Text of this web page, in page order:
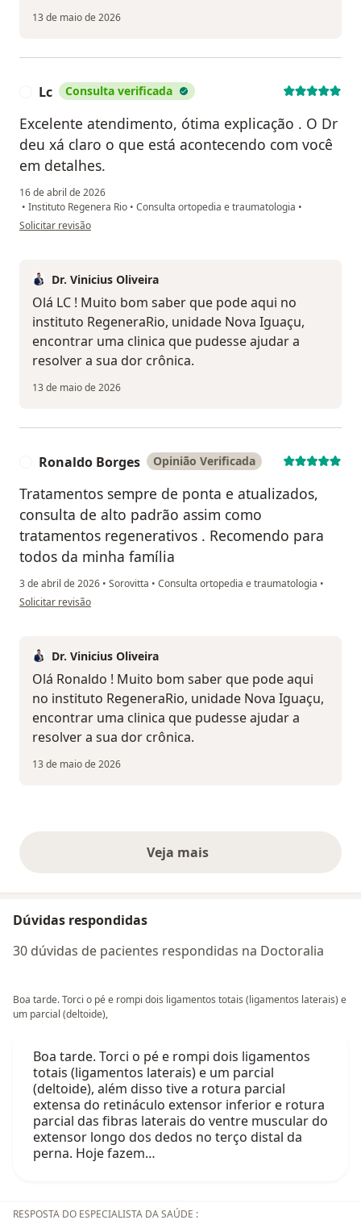
13 de maio de 2026
Lc Consulta verificada
Excelente atendimento, ótima explicação . O Dr
deu xá claro o que está acontecendo com você
em detalhes.
16 de abril de 2026
• Instituto Regenera Rio • Consulta ortopedia e traumatologia •
na opinião do utilizador Lc
Solicitar revisão
Dr. Vinicius Oliveira
Olá LC ! Muito bom saber que pode aqui no
instituto RegeneraRio, unidade Nova Iguaçu,
encontrar uma clinica que pudesse ajudar a
resolver a sua dor crônica.
13 de maio de 2026
Ronaldo Borges Opinião Verificada
Tratamentos sempre de ponta e atualizados,
consulta de alto padrão assim como
tratamentos regenerativos . Recomendo para
todos da minha família
3 de abril de 2026 • Sorovitta • Consulta ortopedia e traumatologia •
na opinião do utilizador Ronaldo Borges
Solicitar revisão
Dr. Vinicius Oliveira
Olá Ronaldo ! Muito bom saber que pode aqui
no instituto RegeneraRio, unidade Nova Iguaçu,
encontrar uma clinica que pudesse ajudar a
resolver a sua dor crônica.
13 de maio de 2026
Veja maisopiniões acima
Dúvidas respondidas
30 dúvidas de pacientes respondidas na Doctoralia
Boa tarde. Torci o pé e rompi dois ligamentos totais (ligamentos laterais) e
um parcial (deltoide),
Boa tarde. Torci o pé e rompi dois ligamentos
totais (ligamentos laterais) e um parcial
(deltoide), além disso tive a rotura parcial
extensa do retináculo extensor inferior e rotura
parcial das fibras laterais do ventre muscular do
extensor longo dos dedos no terço distal da
perna. Hoje fazem…
RESPOSTA DO ESPECIALISTA DA SAÚDE :